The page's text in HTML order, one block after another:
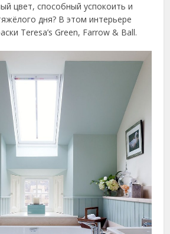
цвет, способный успокоить и
дня? В этом интерьере
Тeresa’s Green, Farrow & Ball.